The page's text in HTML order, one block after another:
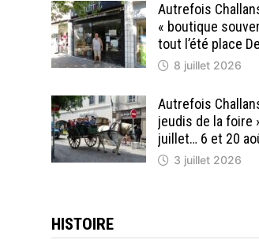
Autrefois
« boutique
tout l’été place
8 juillet 2026
Autrefois
jeudis de la foire
juillet… 6 et 20
3 juillet 2026
HISTOIRE